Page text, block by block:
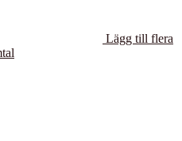
Lägg till flera